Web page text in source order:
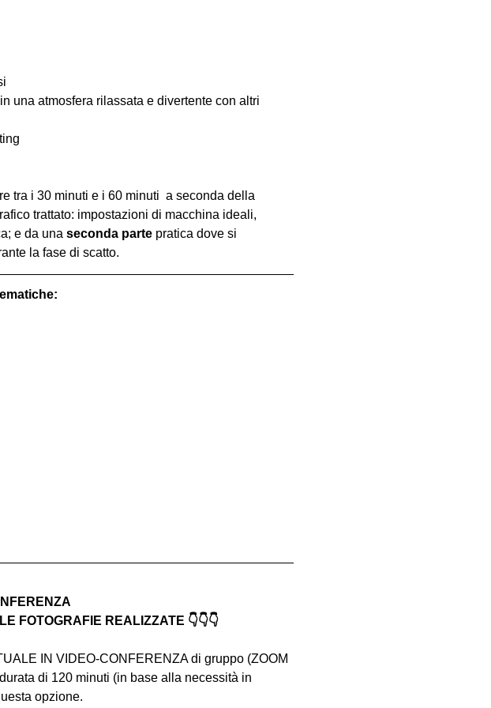
una atmosfera rilassata e divertente con altri
tra i 30 minuti e i 60 minuti  a seconda della
trattato: impostazioni di macchina ideali,
e da una seconda parte pratica dove si
la fase di scatto.
FOTOGRAFIE REALIZZATE 👇👇👇
IN VIDEO-CONFERENZA di gruppo (ZOOM
di 120 minuti (in base alla necessità in
opzione.